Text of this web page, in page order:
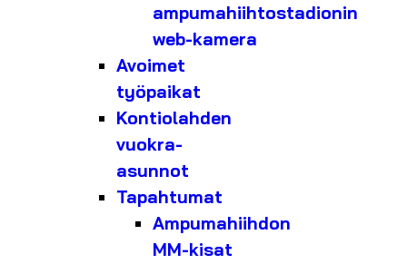
ampumahiihtostadionin
web-kamera
Avoimet
työpaikat
Kontiolahden
vuokra-
asunnot
Tapahtumat
Ampumahiihdon
MM-kisat